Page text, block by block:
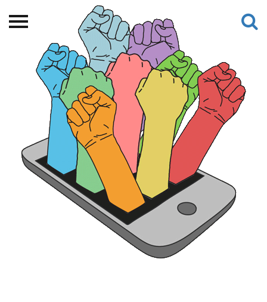
Beranda
Tentang
Permohonan Hibah
Sekolah Pemikiran
Perempuan
Etalase
Blog CME
Proyek Terdahulu